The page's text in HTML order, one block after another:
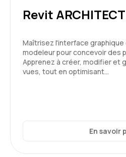
Revit
Maîtrisez l'interface graphique
modeleur pour concevoir des
Apprenez à créer, modifier et
vues, tout en optimisant…
En savoir